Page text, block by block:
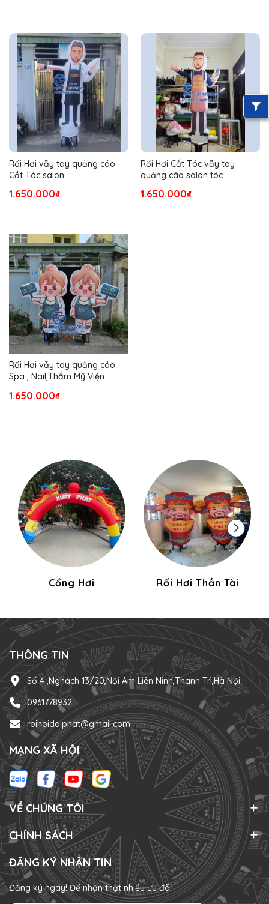
Rối Hơi vẫy tay quảng cáo
Cắt Tóc salon
1.650.000₫
Rối Hơi Cắt Tóc vẫy tay
quảng cáo salon tóc
1.650.000₫
Rối Hơi vẫy tay quảng cáo
Spa , Nail,Thẩm Mỹ Viện
1.650.000₫
Cổng Hơi Rối Hơi Thần Tài
THÔNG TIN
Số 4 ,Nghách 13/20,Nội Am Liên Ninh,Thanh Trì,Hà Nội
0961778932
roihoidaiphat@gmail.com
MẠNG XÃ HỘI
VỀ CHÚNG TÔI
CHÍNH SÁCH
ĐĂNG KÝ NHẬN TIN
Đăng ký ngay! Để nhận thật nhiều ưu đãi